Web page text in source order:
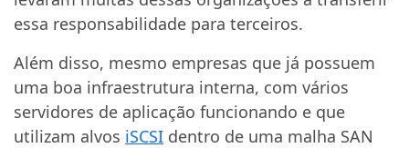
essa responsabilidade para terceiros.
Além disso, mesmo empresas que já possuem
uma boa infraestrutura interna, com vários
servidores de aplicação funcionando e que
utilizam alvos iSCSI dentro de uma malha SAN